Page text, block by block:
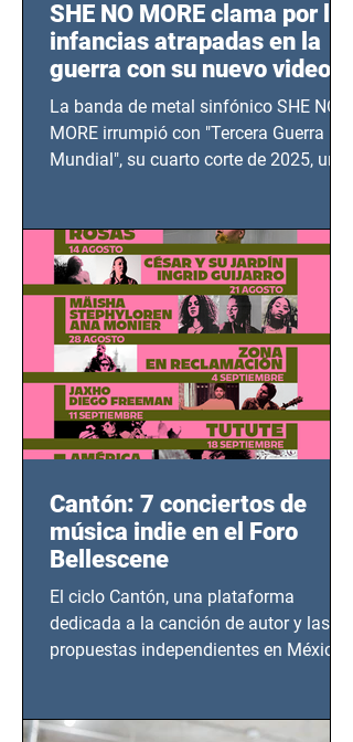
SHE NO MORE clama por las
infancias atrapadas en la
guerra con su nuevo video
TERCERA GUERRA
MUNDIAL
La banda de metal sinfónico SHE NO
MORE irrumpió con "Tercera Guerra
Mundial", su cuarto corte de 2025, un
bélicos.
Cantón: 7 conciertos de
música indie en el Foro
Bellescene
El ciclo Cantón, una plataforma
dedicada a la canción de autor y las
propuestas independientes en México,
CDMX), todos los miércoles a partir del